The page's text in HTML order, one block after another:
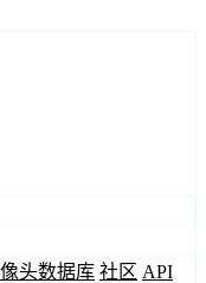
头数据库 社区 API